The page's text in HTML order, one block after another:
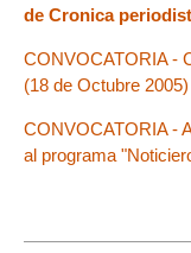
de Cronica
CONVOCATORIA -
(18 de Octubre 2005)
CONVOCATORIA -
al programa